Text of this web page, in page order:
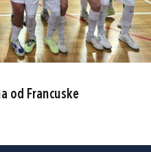
od Francuske